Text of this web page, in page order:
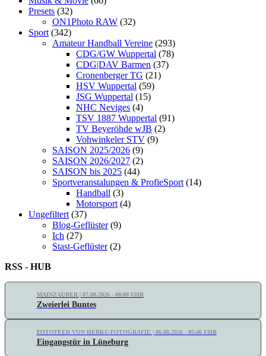
Presets (32)
ON1Photo RAW (32)
Sport (342)
Amateur Handball Vereine (293)
CDG/GW Wuppertal (78)
CDG|DAV Barmen (37)
Cronenberger TG (21)
HSV Wuppertal (59)
JSG Wuppertal (15)
NHC Neviges (4)
TSV 1887 Wuppertal (91)
TV Beyeröhde wJB (2)
Vohwinkeler STV (9)
SAISON 2025/2026 (9)
SAISON 2026/2027 (2)
SAISON bis 2025 (44)
Sportveranstalungen & ProfieSport (14)
Handball (3)
Motorsport (4)
Ungefiltert (37)
Blog-Geflüster(9)
Ich (27)
Stast-Geflüster(2)
RSS - HUB
MAINZAUBER | 07.08.2026 - 08:00 UHR
Zweierlei Buntes
FOTOFEED VON HERKU-FOTOGRAFIE | 06.08.2026 - 05:46 UHR
Eingangstür in Lüneburg